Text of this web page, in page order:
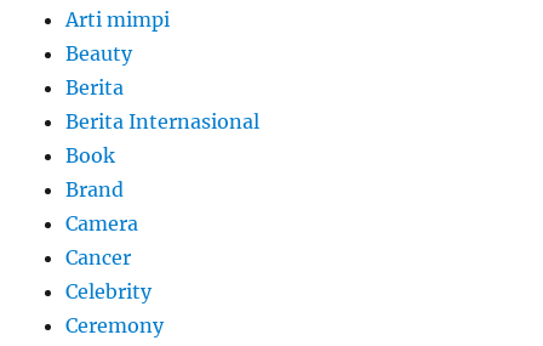
Arti mimpi
Beauty
Berita
Berita Internasional
Book
Brand
Camera
Cancer
Celebrity
Ceremony